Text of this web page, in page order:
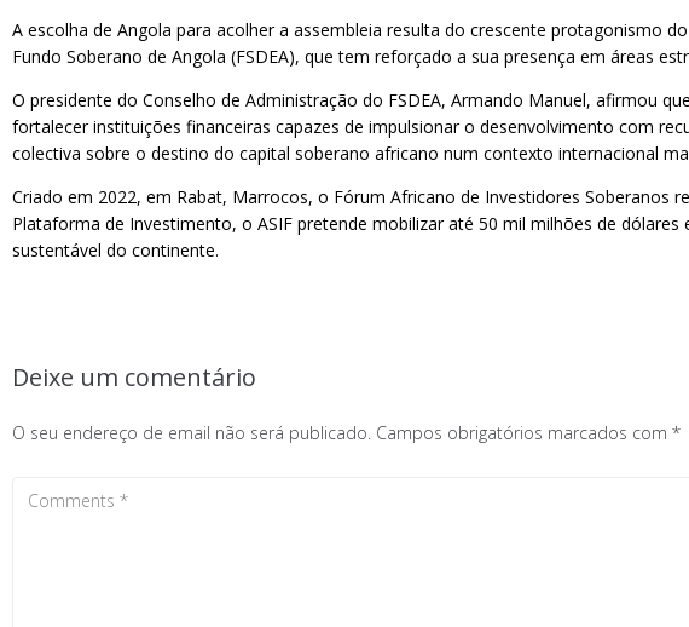
A escolha de Angola para acolher a assembleia resulta do crescente protagonismo
Fundo Soberano de Angola (FSDEA), que tem reforçado a sua presença em áreas
O presidente do Conselho de Administração do FSDEA, Armando Manuel, afirmou
fortalecer instituições financeiras capazes de impulsionar o desenvolvimento com
colectiva sobre o destino do capital soberano africano num contexto internacional
Criado em 2022, em Rabat, Marrocos, o Fórum Africano de Investidores Soberanos
Plataforma de Investimento, o ASIF pretende mobilizar até 50 mil milhões de
sustentável do continente.
Deixe um comentário
O seu endereço de email não será publicado. Campos obrigatórios marcados com *